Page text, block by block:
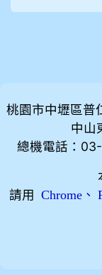
桃園市中壢區
中山
總機電話：
請用
Chrome、